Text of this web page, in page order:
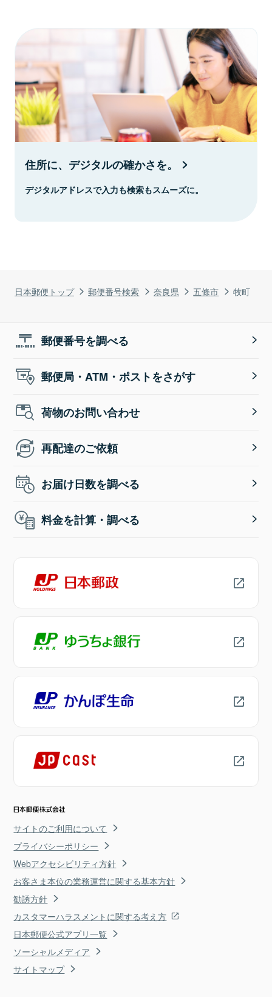
日本郵便トップ 郵便番号検索 奈良県 五條市 牧町
住所に、デジタルの確かさを。
デジタルアドレスで入力も検索もスムーズに。
郵便番号を調べる
郵便局・ATM・ポストをさがす
荷物のお問い合わせ
再配達のご依頼
お届け日数を調べる
料金を計算・調べる
サイトのご利用について
プライバシーポリシー
Webアクセシビリティ方針
お客さま本位の業務運営に関する基本方針
勧誘方針
カスタマーハラスメントに関する考え方
日本郵便公式アプリ一覧
ソーシャルメディア
サイトマップ